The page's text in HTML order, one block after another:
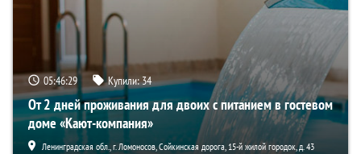
05:46:27 Купили:34
От 2 дней проживания для двоих с питанием в гостевом
доме «Кают-компания»
Ленинградская обл., г. Ломоносов, Сойкинская дорога, 15-й жилой городок, д. 43